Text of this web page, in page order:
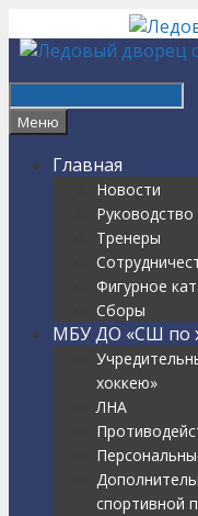
Перейти
Найти
Меню
Главная
Новости
Руководство
Тренеры
Фигурное
Сборы
МБУ ДО «СШ по
хоккею»
ЛНА
спортивной